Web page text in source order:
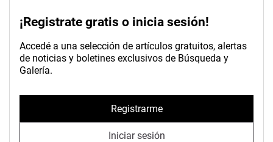
¡Registrate gratis o inicia sesión!
Accedé a una selección de artículos gratuitos, alertas
de noticias y boletines exclusivos de Búsqueda y
Galería.
Registrarme
Iniciar sesión